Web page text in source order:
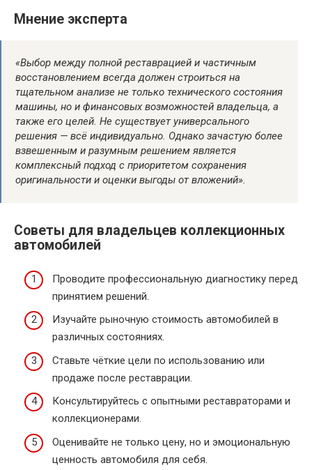
Мнение эксперта
«Выбор между полной реставрацией и частичным
восстановлением всегда должен строиться на
тщательном анализе не только технического состояния
машины, но и финансовых возможностей владельца, а
также его целей. Не существует универсального
решения — всё индивидуально. Однако зачастую более
взвешенным и разумным решением является
комплексный подход с приоритетом сохранения
оригинальности и оценки выгоды от вложений».
Советы для владельцев коллекционных
автомобилей
Проводите профессиональную диагностику перед
принятием решений.
Изучайте рыночную стоимость автомобилей в
различных состояниях.
Ставьте чёткие цели по использованию или
продаже после реставрации.
Консультируйтесь с опытными реставраторами и
коллекционерами.
Оценивайте не только цену, но и эмоциональную
ценность автомобиля для себя.